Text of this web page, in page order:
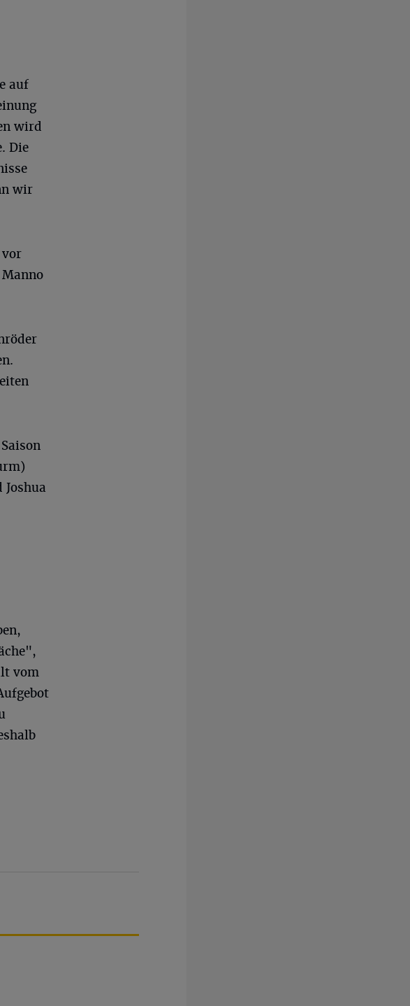
auf
wird
Die
wir
vor
vom